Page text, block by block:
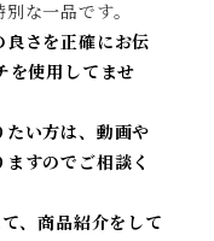
な一品です。
さを正確にお伝
を使用してませ
たい方は、動画や
すのでご相談く
、商品紹介をして